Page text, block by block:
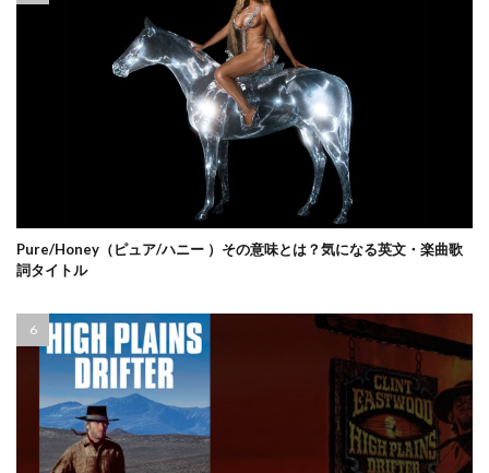
Pure/Honey（ピュア/ハニー ）その意味とは？気になる英文・楽曲歌
詞タイトル